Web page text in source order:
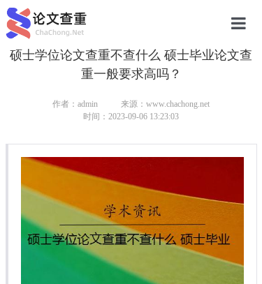
网站首页
本科论文
博士论文
硕士学位论文查重不查什么 硕士毕业论文查
重一般要求高吗？
作者：admin
来源：www.chachong.net
时间：2023-09-06 13:23:03